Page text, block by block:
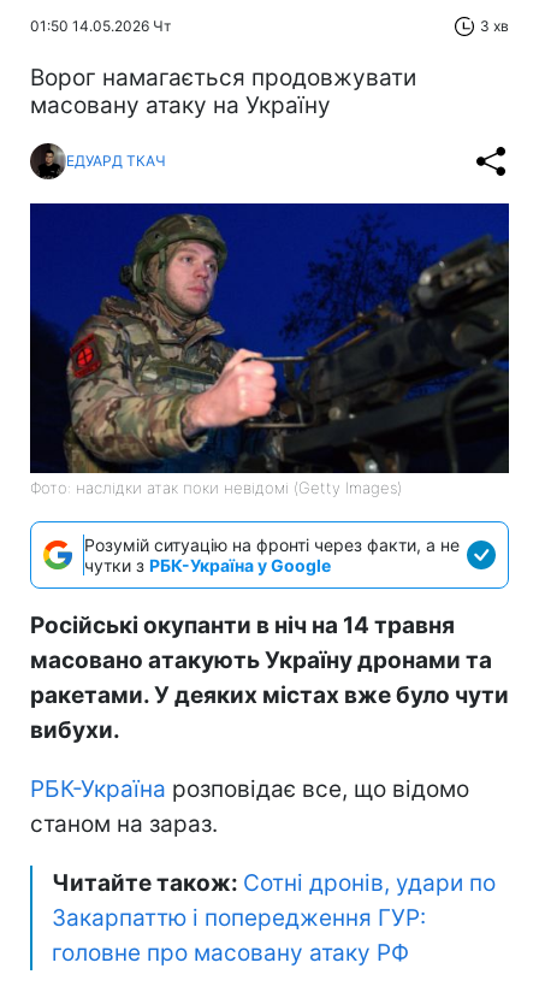
01:50 14.05.2026 Чт 3 хв
Ворог намагається продовжувати
масовану атаку на Україну
ЕДУАРД ТКАЧ
Фото: наслідки атак поки невідомі (Getty Images)
Розумій ситуацію на фронті через факти, а не
чутки з РБК-Україна у Google
Російські окупанти в ніч на 14 травня
масовано атакують Україну дронами та
ракетами. У деяких містах вже було чути
вибухи.
РБК-Україна розповідає все, що відомо
станом на зараз.
Читайте також: Сотні дронів, удари по
Закарпаттю і попередження ГУР:
головне про масовану атаку РФ